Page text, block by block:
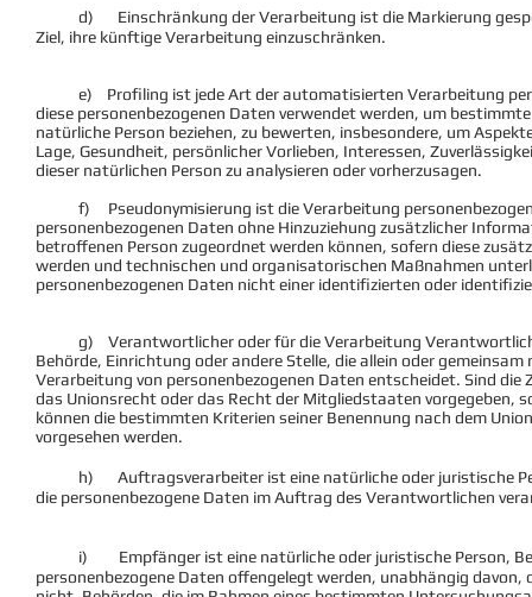
d) Einschränkung der Verarbeitung ist die Markierung
Ziel, ihre künftige Verarbeitung einzuschränken.
e) Profiling ist jede Art der automatisierten Verarbeitung
diese personenbezogenen Daten verwendet werden, um
natürliche Person beziehen, zu bewerten, insbesondere, um
Lage, Gesundheit, persönlicher Vorlieben, Interessen,
dieser natürlichen Person zu analysieren oder vorherzusagen.
f) Pseudonymisierung ist die Verarbeitung
personenbezogenen Daten ohne Hinzuziehung zusätzlicher
betroffenen Person zugeordnet werden können, sofern diese
werden und technischen und organisatorischen Maßnahmen
personenbezogenen Daten nicht einer identifizierten oder
g) Verantwortlicher oder für die Verarbeitung
Behörde, Einrichtung oder andere Stelle, die allein oder
Verarbeitung von personenbezogenen Daten entscheidet. Sind
das Unionsrecht oder das Recht der Mitgliedstaaten vorgegeben,
können die bestimmten Kriterien seiner Benennung nach dem
vorgesehen werden.
h) Auftragsverarbeiter ist eine natürliche oder juristische
die personenbezogene Daten im Auftrag des Verantwortlichen
i) Empfänger ist eine natürliche oder juristische Person,
personenbezogene Daten offengelegt werden, unabhängig davon,